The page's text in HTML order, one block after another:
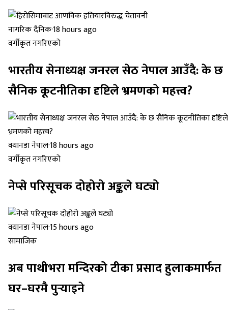
नागरिक दैनिक·18 hours ago
वर्गीकृत नगरिएको
भारतीय सेनाध्यक्ष जनरल सेठ नेपाल आउँदै: के छ
सैनिक कूटनीतिका दृष्टिले भ्रमणको महत्त्व?
क्यानडा नेपाल·18 hours ago
वर्गीकृत नगरिएको
नेप्से परिसूचक दोहोरो अङ्कले घट्यो
क्यानडा नेपाल·15 hours ago
सामाजिक
अब पाथीभरा मन्दिरको टीका प्रसाद हुलाकमार्फत
घर–घरमै पुर्‍याइने